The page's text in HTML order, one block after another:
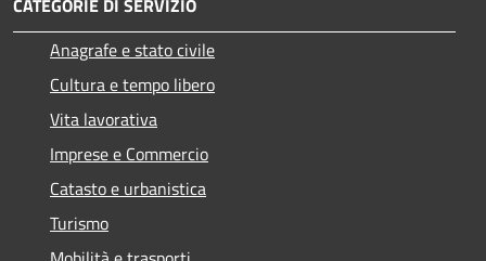
CATEGORIE DI SERVIZIO
Anagrafe e stato civile
Cultura e tempo libero
Vita lavorativa
Imprese e Commercio
Catasto e urbanistica
Turismo